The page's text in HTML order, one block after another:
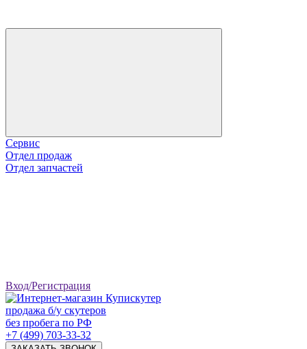
Сервис
Отдел продаж
Отдел запчастей
Вход/Регистрация
продажа б/у скутеров
без пробега по РФ
+7 (499) 703-33-32